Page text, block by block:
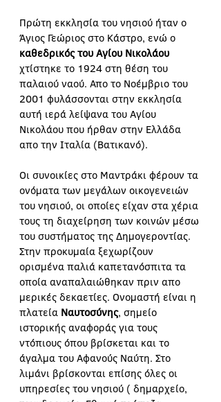
Πρώτη εκκλησία του νησιού ήταν ο
Άγιος Γεώριος στο Κάστρο, ενώ ο
καθεδρικός του Αγίου Νικολάου
χτίστηκε το 1924 στη θέση του
παλαιού ναού. Απο το Νοέμβριο του
2001 φυλάσσονται στην εκκλησία
αυτή ιερά λείψανα του Αγίου
Νικολάου που ήρθαν στην Ελλάδα
απο την Ιταλία (Βατικανό).
Οι συνοικίες στο Μαντράκι φέρουν τα
ονόματα των μεγάλων οικογενειών
του νησιού, οι οποίες είχαν στα χέρια
τους τη διαχείρηση των κοινών μέσω
του συστήματος της Δημογεροντίας.
Στην προκυμαία ξεχωρίζουν
ορισμένα παλιά καπετανόσπιτα τα
οποία αναπαλαιώθηκαν πριν απο
μερικές δεκαετίες. Ονομαστή είναι η
πλατεία Ναυτοσύνης, σημείο
ιστορικής αναφοράς για τους
ντόπιους όπου βρίσκεται και το
άγαλμα του Αφανούς Ναύτη. Στο
λιμάνι βρίσκονται επίσης όλες οι
υπηρεσίες του νησιού ( δημαρχείο,